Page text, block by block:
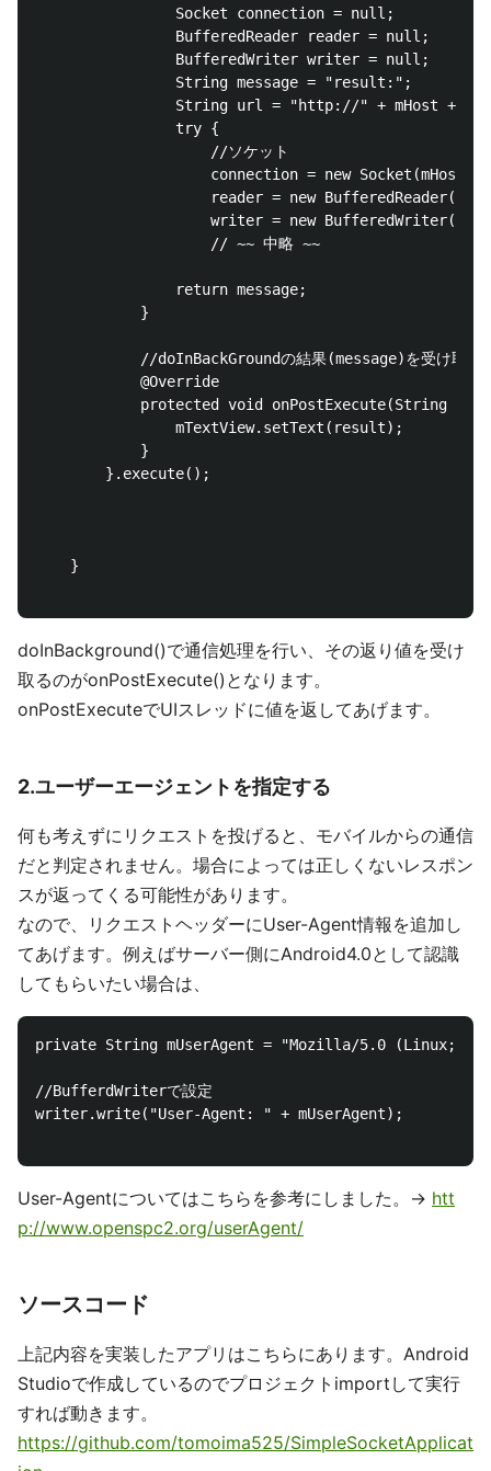
                Socket connection = null;
                BufferedReader reader = null;
                BufferedWriter writer = null;
                String message = "result:";
String url = "http://" + mHost +":"
                try {
                    //ソケット
connection = new Socket(mHost,
reader = new
writer = new
                    // ~~ 中略 ~~
                return message;
            }
            //doInBackGroundの結果(message)を受け取る
            @Override
protected void onPostExecute(String
                mTextView.setText(result);
            }
        }.execute();
    }
doInBackground()で通信処理を行い、その返り値を受け
取るのがonPostExecute()となります。
onPostExecuteでUIスレッドに値を返してあげます。
2.ユーザーエージェントを指定する
何も考えずにリクエストを投げると、モバイルからの通信
だと判定されません。場合によっては正しくないレスポン
スが返ってくる可能性があります。
なので、リクエストヘッダーにUser-Agent情報を追加し
てあげます。例えばサーバー側にAndroid4.0として認識
してもらいたい場合は、
private String mUserAgent = "Mozilla/5.0 (Linux; U;
//BufferdWriterで設定
writer.write("User-Agent: " + mUserAgent);
User-Agentについてはこちらを参考にしました。-> htt
p://www.openspc2.org/userAgent/
ソースコード
上記内容を実装したアプリはこちらにあります。Android
Studioで作成しているのでプロジェクトimportして実行
すれば動きます。
https://github.com/tomoima525/SimpleSocketApplicat